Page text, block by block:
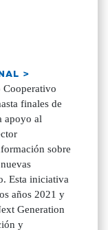
>
finales de
apoyo al
sobre
Esta iniciativa
años 2021 y
Generation
y